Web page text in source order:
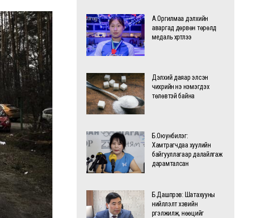
А.Оргилмаа дэлхийн
аваргад дөрвөн төрөлд
медаль хүртлээ
Дэлхий даяар элсэн
чихрийн үнэ нэмэгдэх
төлөвтэй байна
Б.Оюунбилэг:
Хамтрагчдаа хуулийн
байгууллагаар далайлгаж
дарамталсан
Б.Дашпүрэв: Шатахууны
нийлүүлэлт хэвийн
үргэлжилж, нөөцийг